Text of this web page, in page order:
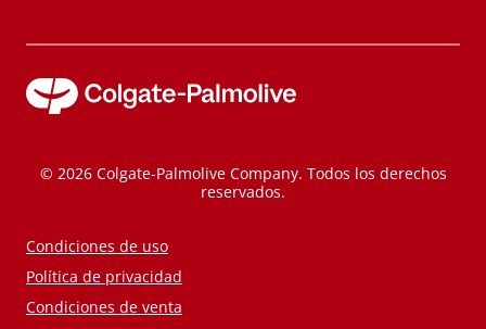
© 2026 Colgate-Palmolive Company. Todos los derechos
reservados.
Condiciones de uso
Política de privacidad
Condiciones de venta